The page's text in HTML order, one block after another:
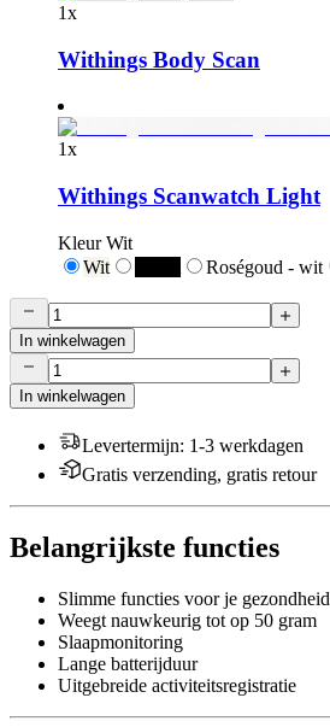
1x
Withings Body Scan
1x
Withings Scanwatch Light
Kleur Wit
Wit
Roségoud - wit
In winkelwagen
In winkelwagen
Levertermijn: 1-3 werkdagen
Gratis verzending, gratis retour
Belangrijkste functies
Slimme functies voor je gezondheid
Weegt nauwkeurig tot op 50 gram
Slaapmonitoring
Lange batterijduur
Uitgebreide activiteitsregistratie